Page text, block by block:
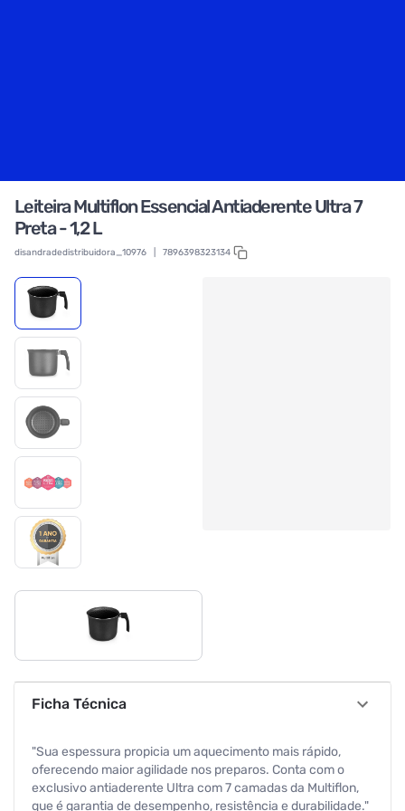
Leiteira Multiflon Essencial Antiaderente Ultra 7
Preta - 1,2 L
disandradedistribuidora_10976 7896398323134
Ficha Técnica
"Sua espessura propicia um aquecimento mais rápido,
oferecendo maior agilidade nos preparos. Conta com o
exclusivo antiaderente Ultra com 7 camadas da Multiflon,
que é garantia de desempenho, resistência e durabilidade."